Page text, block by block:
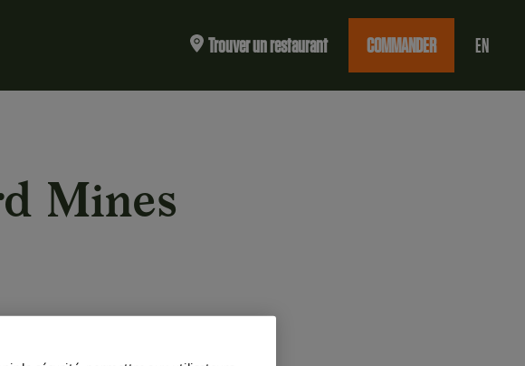
Trouver un restaurant COMMANDER EN
Mines